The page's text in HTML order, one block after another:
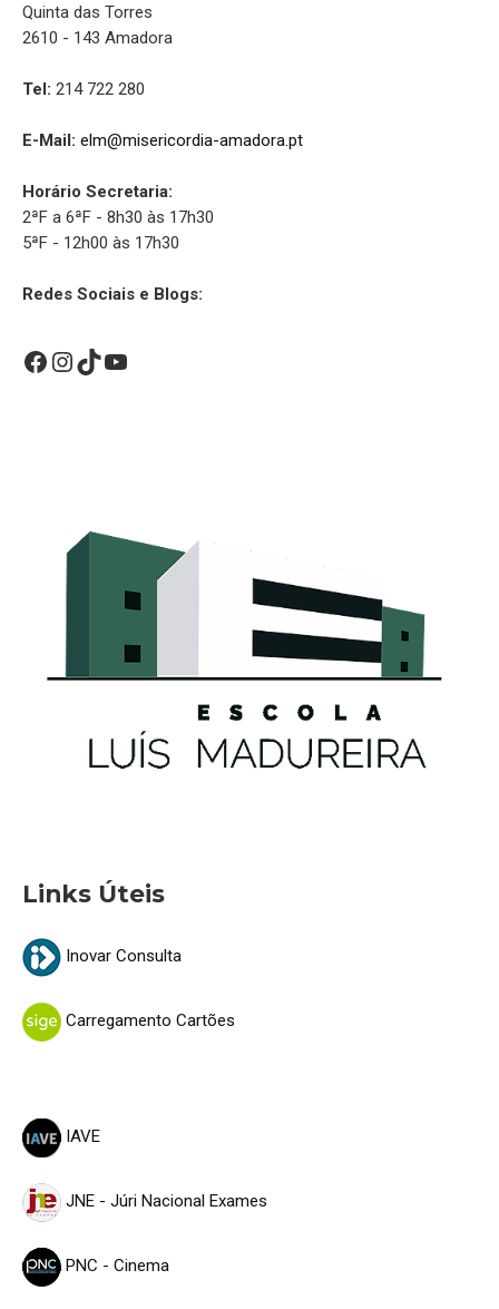
Quinta das Torres
2610 - 143 Amadora
Tel: 214 722 280
E-Mail: elm@misericordia-amadora.pt
Horário Secretaria:
2ªF a 6ªF - 8h30 às 17h30
5ªF - 12h00 às 17h30
Redes Sociais e Blogs:
Facebook
Instagram
TikTok
YouTube
Links Úteis
Inovar Consulta
Carregamento Cartões
IAVE
JNE - Júri Nacional Exames
PNC - Cinema